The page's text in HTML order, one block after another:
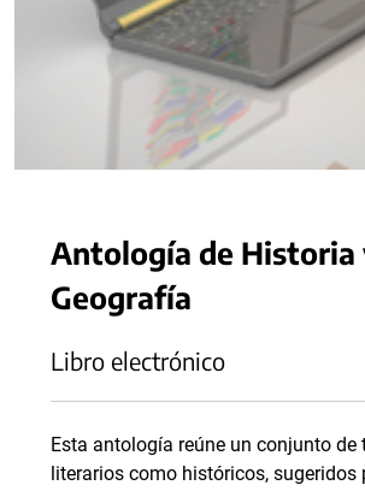
Antología de Historia
Geografía
Libro electrónico
Esta antología reúne un conjunto de
literarios como históricos, sugeridos